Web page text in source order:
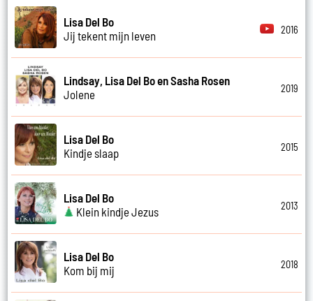
Lisa Del Bo
Jij tekent mijn leven
2016
Lindsay, Lisa Del Bo en Sasha Rosen
Jolene
2019
Lisa Del Bo
Kindje slaap
2015
Lisa Del Bo
Klein kindje Jezus
2013
Lisa Del Bo
Kom bij mij
2018